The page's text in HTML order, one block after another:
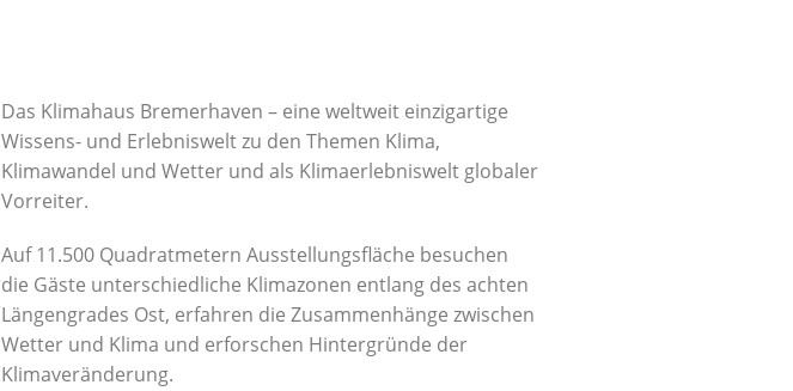
Das Klimahaus Bremerhaven – eine weltweit einzigartige
Wissens- und Erlebniswelt zu den Themen Klima,
Klimawandel und Wetter und als Klimaerlebniswelt globaler
Vorreiter.
Auf 11.500 Quadratmetern Ausstellungsfläche besuchen
die Gäste unterschiedliche Klimazonen entlang des achten
Längengrades Ost, erfahren die Zusammenhänge zwischen
Wetter und Klima und erforschen Hintergründe der
Klimaveränderung.